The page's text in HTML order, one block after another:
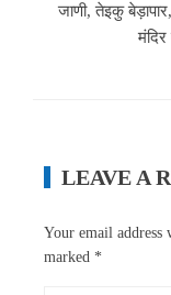
जाणी, तेइकु
LEAVE A
Your email address
marked *